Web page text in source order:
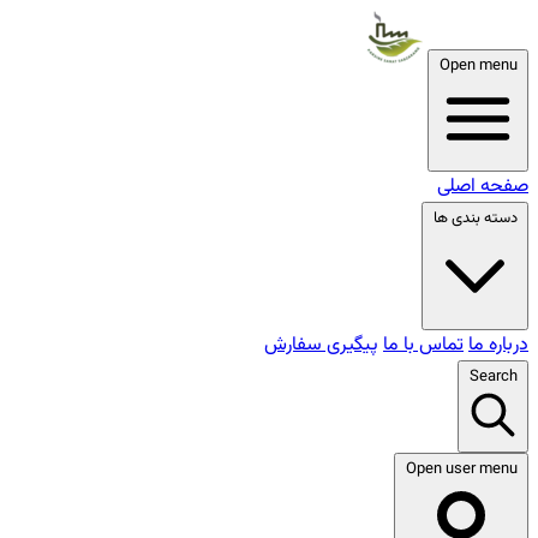
Open menu
صفحه اصلی
دسته بندی ها
درباره ماتماس با ما پیگیری سفارش
Search
Open user menu